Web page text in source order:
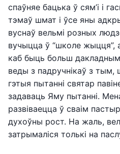
спаўняе бацька ў сям’і і
тэмаў шмат і ўсе яны
вуснаў вельмі розных
вучыцца ў “школе жыцця”,
каб быць больш
веды з падручнікаў з
гэтыя пытанні святар
задаваць Яму пытанні.
развіваецца ў сваім
духоўны рост. На жаль,
затрымаліся толькі на